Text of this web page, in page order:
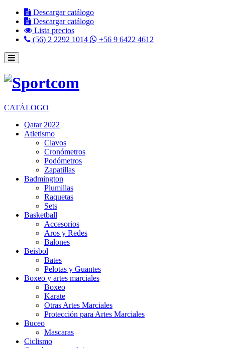
Descargar catálogo
Descargar catálogo
Lista precios
(56) 2 2292 1014
+56 9 6422 4612
CATÁLOGO
Qatar 2022
Atletismo
Clavos
Cronómetros
Podómetros
Zapatillas
Badmington
Plumillas
Raquetas
Sets
Basketball
Accesorios
Aros y Redes
Balones
Beisbol
Bates
Pelotas y Guantes
Boxeo y artes marciales
Boxeo
Karate
Otras Artes Marciales
Protección para Artes Marciales
Buceo
Mascaras
Ciclismo